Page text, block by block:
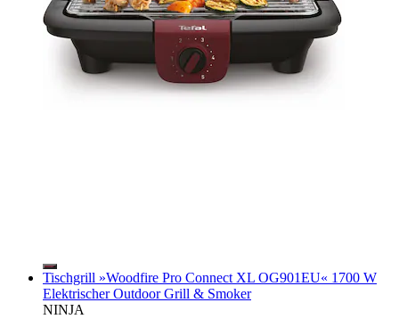
Tischgrill »Woodfire Pro Connect XL OG901EU« 1700 W
Elektrischer Outdoor Grill & Smoker
NINJA